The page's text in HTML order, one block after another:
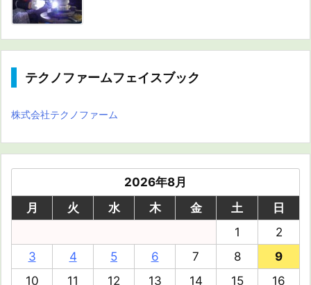
テクノファームフェイスブック
株式会社テクノファーム
2026年8月
月
火 水 木 金 土
日
1
2
3
4 5 6 7 8
9
10
11 12 13 14 15
16